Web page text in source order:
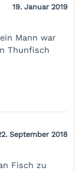
19. Januar 2019
Mann war
Thunfisch
September 2018
Fisch zu